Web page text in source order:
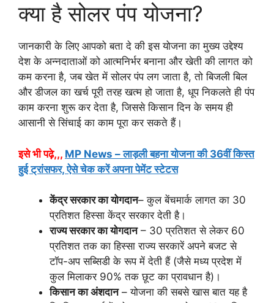
क्या है सोलर पंप योजना?
जानकारी के लिए आपको बता दे की इस योजना का मुख्य उद्देश्य
देश के अन्नदाताओं को आत्मनिर्भर बनाना और खेती की लागत को
कम करना है, जब खेत में सोलर पंप लग जाता है, तो बिजली बिल
और डीजल का खर्च पूरी तरह खत्म हो जाता है, धूप निकलते ही पंप
काम करना शुरू कर देता है, जिससे किसान दिन के समय ही
आसानी से सिंचाई का काम पूरा कर सकते हैं।
इसे भी पढ़े,,, MP News – लाड़ली बहना योजना की 36वीं किस्त
हुई ट्रांसफर, ऐसे चेक करें अपना पेमेंट स्टेटस
केंद्र सरकार का योगदान– कुल बेंचमार्क लागत का 30
प्रतिशत हिस्सा केंद्र सरकार देती है।
राज्य सरकार का योगदान– 30 प्रतिशत से लेकर 60
प्रतिशत तक का हिस्सा राज्य सरकारें अपने बजट से
टॉप-अप सब्सिडी के रूप में देती हैं (जैसे मध्य प्रदेश में
कुल मिलाकर 90% तक छूट का प्रावधान है)।
किसान का अंशदान– योजना की सबसे खास बात यह है